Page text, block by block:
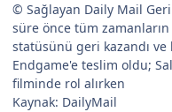
© Sağlayan Daily Mail
süre önce tüm
statüsünü geri kazandı
Endgame'e teslim oldu;
filminde rol alırken
Kaynak: DailyMail